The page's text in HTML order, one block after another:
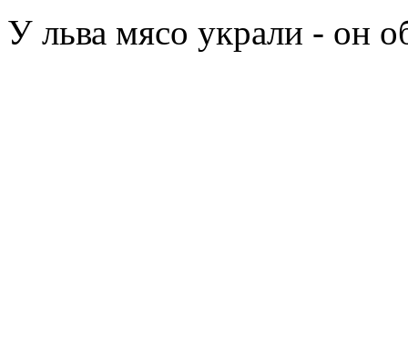
У льва мясо украли - он